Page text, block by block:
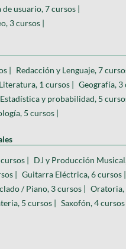
usuario, 7 cursos |
3 cursos |
| Redacción y Lenguaje, 7
Literatura, 1 cursos | Geografía, 3
Estadística y probabilidad, 5
5 cursos |
| DJ y Producción
| Guitarra Eléctrica, 6 cursos |
/ Piano, 3 cursos | Oratoria,
5 cursos | Saxofón, 4 cursos